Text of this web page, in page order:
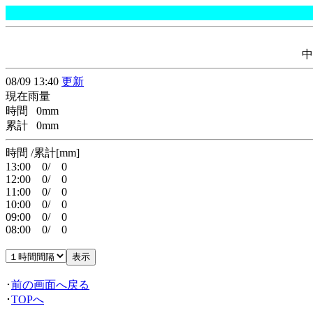
08/09 13:40 更新
現在雨量
時間 0mm
累計 0mm
時間 /累計[mm]
13:00 0/ 0
12:00 0/ 0
11:00 0/ 0
10:00 0/ 0
09:00 0/ 0
08:00 0/ 0
･前の画面へ戻る
･TOPへ